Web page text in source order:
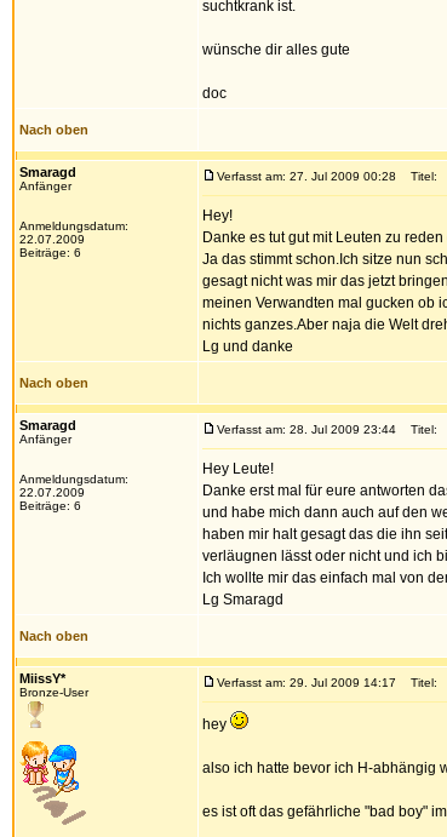
suchtkrank ist.
wünsche dir alles gute
doc
Nach oben
Smaragd
Anfänger
Anmeldungsdatum:
22.07.2009
Beiträge: 6
Verfasst am: 27. Jul 2009 00:28 Titel:
Hey!
Danke es tut gut mit Leuten zu
Ja das stimmt schon.Ich sitze nun
gesagt nicht was mir das jetzt
meinen Verwandten mal gucken ob
nichts ganzes.Aber naja die Welt
Lg und danke
Nach oben
Smaragd
Anfänger
Anmeldungsdatum:
22.07.2009
Beiträge: 6
Verfasst am: 28. Jul 2009 23:44 Titel:
Hey Leute!
Danke erst mal für eure antworten
und habe mich dann auch auf den
haben mir halt gesagt das die ihn
verläugnen lässt oder nicht und ich
Ich wollte mir das einfach mal von
Lg Smaragd
Nach oben
MiissY*
Bronze-User
Verfasst am: 29. Jul 2009 14:17 Titel:
hey
also ich hatte bevor ich H-abhängig
es ist oft das gefährliche "bad boy"